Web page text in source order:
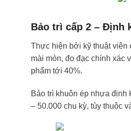
Bảo trì cấp 2 – Định
Thực hiện bởi kỹ thuật viên
mài mòn, đo đạc chính xác
phẩm tới 40%.
Bảo trì khuôn ép nhựa định
– 50.000 chu kỳ, tùy thuộc